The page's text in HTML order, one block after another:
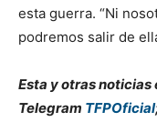
esta guerra. “Ni
podremos salir de
Esta y otras noticias
Telegram TFPOficial